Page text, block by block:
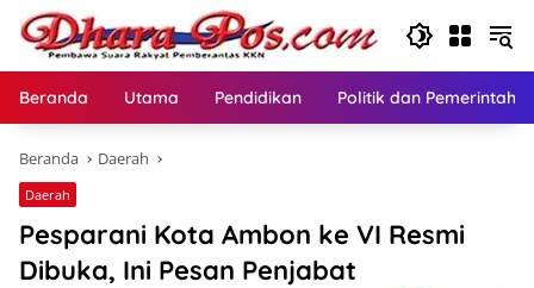
Langsung
konten
Beranda Utama Pendidikan Politik dan
Beranda Daerah
Daerah
Pesparani Kota Ambon ke VI Resmi
Dibuka, Ini Pesan Penjabat